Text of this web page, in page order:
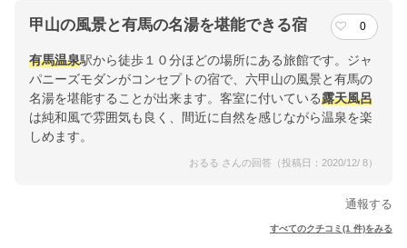
甲山の風景と有馬の名湯を堪能できる宿 0
有馬温泉駅から徒歩１０分ほどの場所にある旅館です。ジャ
パニーズモダンがコンセプトの宿で、六甲山の風景と有馬の
名湯を堪能することが出来ます。客室に付いている露天風呂
は純和風で雰囲気も良く、間近に自然を感じながら温泉を楽
しめます。
おるる さんの回答（投稿日：2020/12/ 8）
通報する
すべてのクチコミ(1 件)をみる